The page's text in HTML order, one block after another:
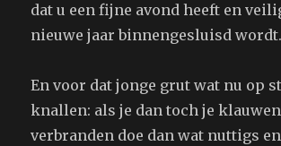
dat u een fijne avond heeft en
nieuwe jaar binnengesluisd
En voor dat jonge grut wat nu op
knallen: als je dan toch je
verbranden doe dan wat nuttigs